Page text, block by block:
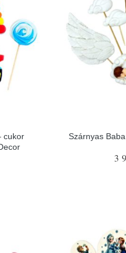
cukor
Szárnyas
3